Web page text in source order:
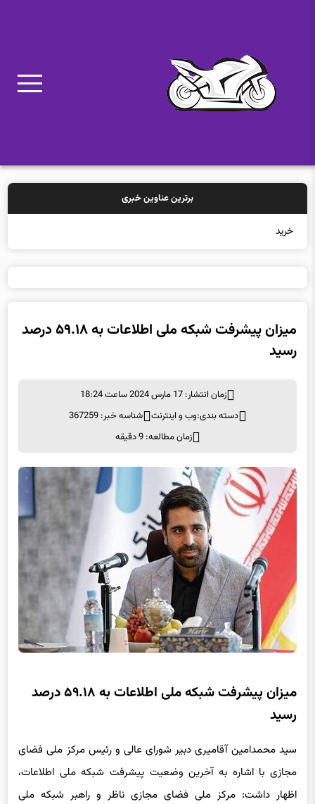
برترین عناوین خبری
خرید بیمه: سنت
میزان پیشرفت شبکه ملی اطلاعات به ۵۹.۱۸ درصد
رسید
زمان انتشار: 17 مارس 2024 ساعت 18:24
دسته بندی:وب و اينترنت
شناسه خبر: 367259
زمان مطالعه: 9 دقیقه
میزان پیشرفت شبکه ملی اطلاعات به ۵۹.۱۸ درصد
رسید
سید محمدامین آقامیری دبیر شورای عالی و رئیس مرکز ملی فضای
مجازی با اشاره به آخرین وضعیت پیشرفت شبکه ملی اطلاعات،
اظهار داشت: مرکز ملی فضای مجازی ناظر و راهبر شبکه ملی